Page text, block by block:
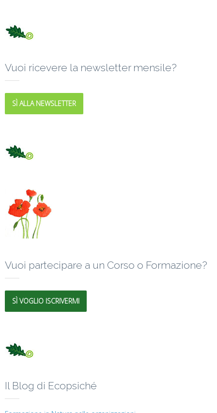
Vuoi ricevere la newsletter mensile?
SÌ ALLA NEWSLETTER
Vuoi partecipare a un Corso o Formazione?
SÌ VOGLIO ISCRIVERMI
Il Blog di Ecopsiché